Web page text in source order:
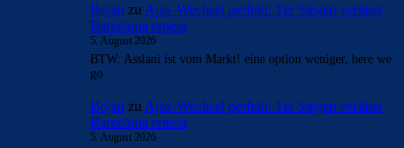
Bojan zu Ajax-Wechsel perfekt: Ter Stegen verlässt
Barcelona erneut
5. August 2026
BTW: Asslani ist vom Markt! eine option weniger, here we
go.
Bojan zu Ajax-Wechsel perfekt: Ter Stegen verlässt
Barcelona erneut
5. August 2026